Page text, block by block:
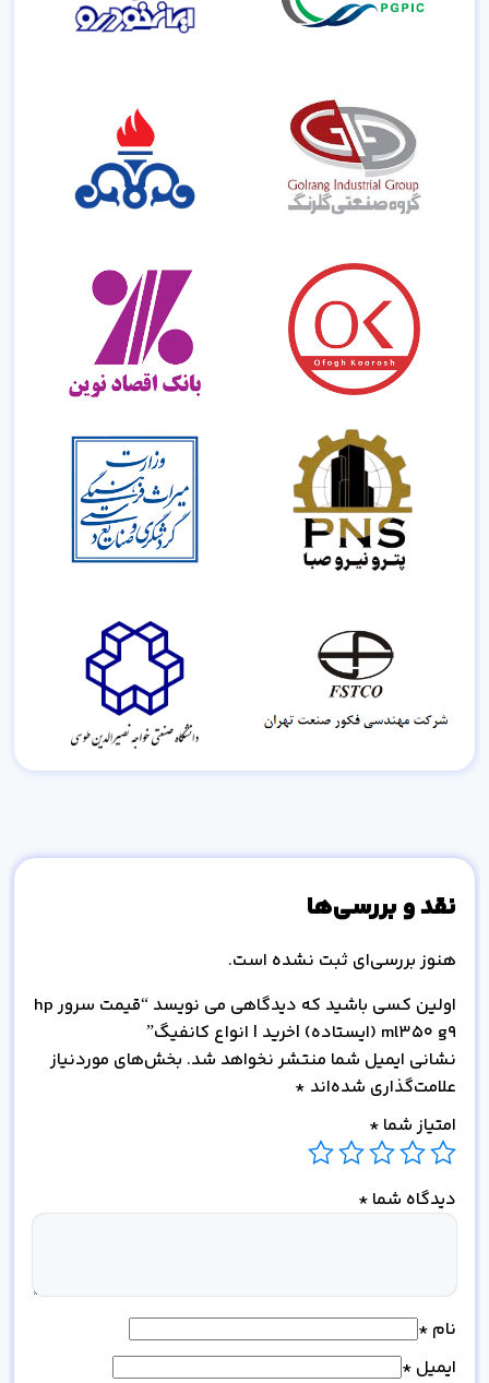
نقد و بررسی‌ها
هنوز بررسی‌ای ثبت نشده است.
اولین کسی باشید که دیدگاهی می نویسد “قیمت سرور hp
ml350 g9 (ایستاده) |خرید | انواع کانفیگ”
نشانی ایمیل شما منتشر نخواهد شد. بخش‌های موردنیاز
علامت‌گذاری شده‌اند *
امتیاز شما *
دیدگاه شما *
نام *
ایمیل *